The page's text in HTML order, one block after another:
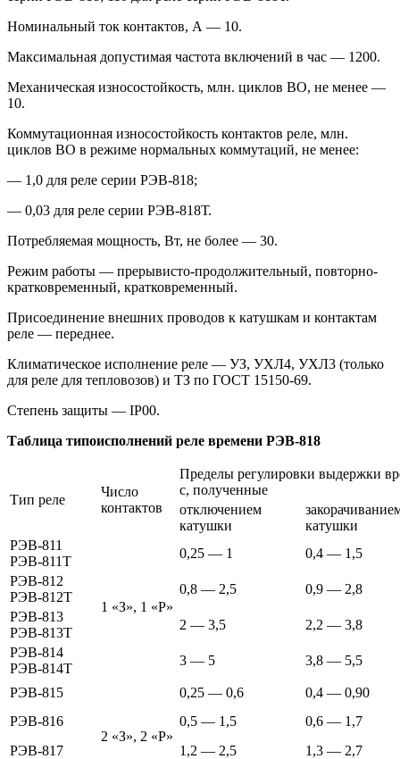
Номинальный ток контактов, А — 10.
Максимальная допустимая частота включений в час — 1200.
Механическая износостойкость, млн. циклов ВО, не менее —
10.
Коммутационная износостойкость контактов реле, млн.
циклов ВО в режиме нормальных коммутаций, не менее:
— 1,0 для реле серии РЭВ-818;
— 0,03 для реле серии РЭВ-818Т.
Потребляемая мощность, Вт, не более — 30.
Режим работы — прерывисто-продолжительный, повторно-
кратковременный, кратковременный.
Присоединение внешних проводов к катушкам и контактам
реле — переднее.
Климатическое исполнение реле — УЗ, УХЛ4, УХЛ3 (только
для реле для тепловозов) и ТЗ по ГОСТ 15150-69.
Степень защиты — IР00.
Таблица типоисполнений реле времени РЭВ-818
Тип реле
Число
контактов
Пределы регулировки выдержки
с, полученные
отключением
катушки
катушки
РЭВ-811
РЭВ-811Т
1 «З», 1 «Р»
0,25 — 1
0,4 — 1,5
РЭВ-812
РЭВ-812Т
0,8 — 2,5
0,9 — 2,8
РЭВ-813
РЭВ-813Т
2 — 3,5
2,2 — 3,8
РЭВ-814
РЭВ-814Т
3 — 5 3,8 — 5,5
РЭВ-815
2 «З», 2 «Р»
0,25 — 0,6
0,4 — 0,90
РЭВ-816
0,5 — 1,5
0,6 — 1,7
РЭВ-817
1,2 — 2,5
1,3 — 2,7